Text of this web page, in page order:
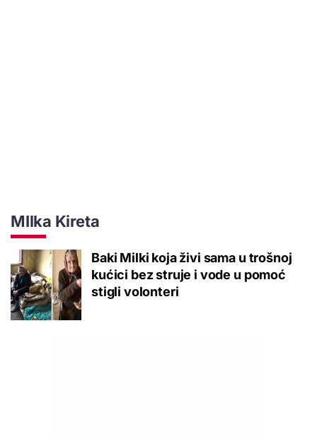
MIlka Kireta
Baki Milki koja živi sama u trošnoj
kućici bez struje i vode u pomoć
stigli volonteri